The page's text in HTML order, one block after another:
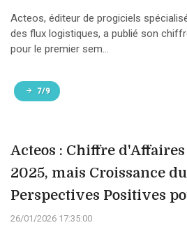
Acteos, éditeur de progiciels
des flux logistiques, a publié son
pour le premier sem...
7/9
Acteos : Chiffre d'Affaires
2025, mais Croissance
Perspectives Positives
26/01/2026 17:35:00